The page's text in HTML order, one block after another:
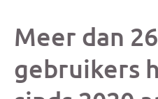
Meer dan
gebruikers